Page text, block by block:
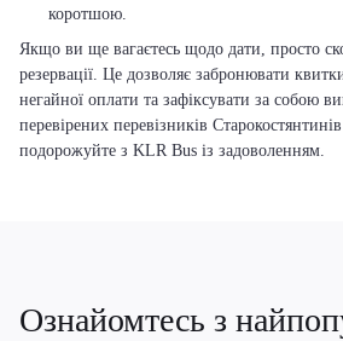
коротшою.
Якщо ви ще вагаєтесь щодо дати, просто
резервації. Це дозволяє забронювати
негайної оплати та зафіксувати за собою
перевірених перевізників
подорожуйте з KLR Bus із задоволенням.
Ознайомтесь з